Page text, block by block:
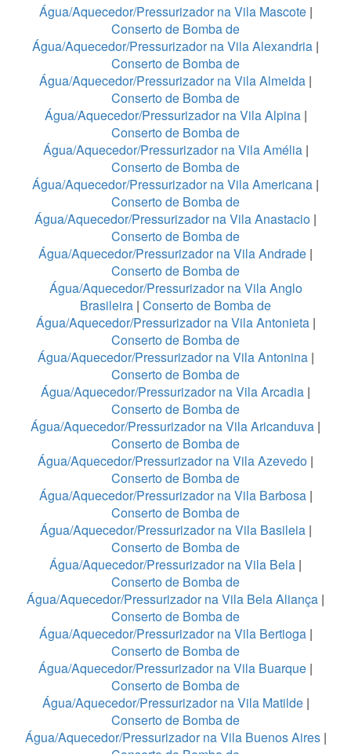
Água/Aquecedor/Pressurizador na Vila Mascote|
Conserto de Bomba de
Água/Aquecedor/Pressurizador na Vila Alexandria |
Conserto de Bomba de
Água/Aquecedor/Pressurizador na Vila Almeida |
Conserto de Bomba de
Água/Aquecedor/Pressurizador na Vila Alpina |
Conserto de Bomba de
Água/Aquecedor/Pressurizador na Vila Amélia |
Conserto de Bomba de
Água/Aquecedor/Pressurizador na Vila Americana |
Conserto de Bomba de
Água/Aquecedor/Pressurizador na Vila Anastacio |
Conserto de Bomba de
Água/Aquecedor/Pressurizador na Vila Andrade |
Conserto de Bomba de
Água/Aquecedor/Pressurizador na Vila Anglo
Brasileira | Conserto de Bomba de
Água/Aquecedor/Pressurizador na Vila Antonieta|
Conserto de Bomba de
Água/Aquecedor/Pressurizador na Vila Antonina|
Conserto de Bomba de
Água/Aquecedor/Pressurizador na Vila Arcadia |
Conserto de Bomba de
Água/Aquecedor/Pressurizador na Vila Aricanduva |
Conserto de Bomba de
Água/Aquecedor/Pressurizador na Vila Azevedo |
Conserto de Bomba de
Água/Aquecedor/Pressurizador na Vila Barbosa|
Conserto de Bomba de
Água/Aquecedor/Pressurizador na Vila Basileia|
Conserto de Bomba de
Água/Aquecedor/Pressurizador na Vila Bela |
Conserto de Bomba de
Água/Aquecedor/Pressurizador na Vila Bela Aliança |
Conserto de Bomba de
Água/Aquecedor/Pressurizador na Vila Bertioga|
Conserto de Bomba de
Água/Aquecedor/Pressurizador na Vila Buarque |
Conserto de Bomba de
Água/Aquecedor/Pressurizador na Vila Matilde|
Conserto de Bomba de
Água/Aquecedor/Pressurizador na Vila Buenos Aires|